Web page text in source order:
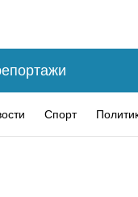
Спорт